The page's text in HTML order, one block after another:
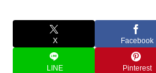
X Facebook
LINE Pinterest